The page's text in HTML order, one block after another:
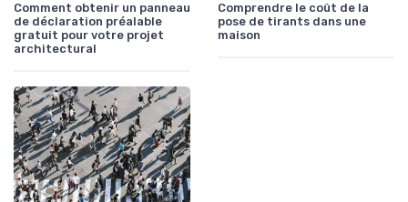
Comment obtenir un panneau
de déclaration préalable
gratuit pour votre projet
architectural
Comprendre le coût de la
pose de tirants dans une
maison